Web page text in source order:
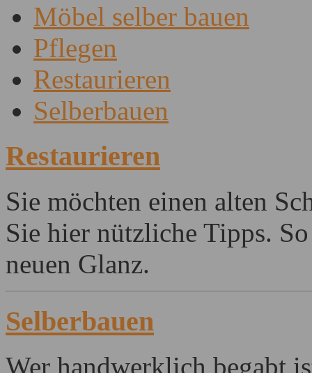
Möbel selber bauen
Pflegen
Restaurieren
Selberbauen
Restaurieren
Sie möchten einen alten
Sie hier nützliche Tipps.
neuen Glanz.
Selberbauen
Wer handwerklich begabt